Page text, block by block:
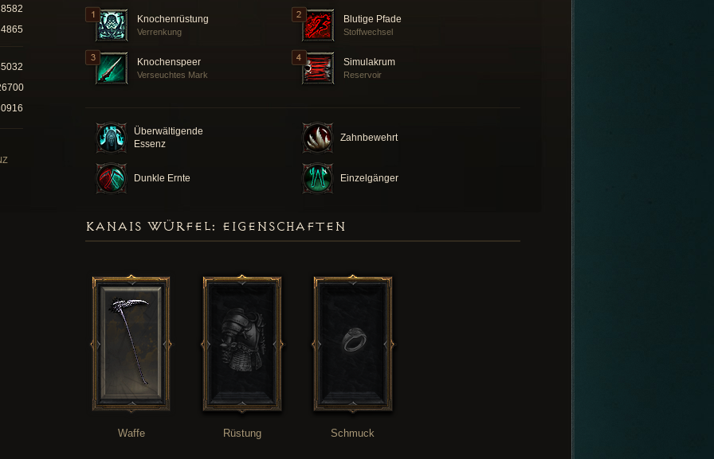
Knochenrüstung
Verrenkung
Blutige Pfade
Stoffwechsel
Knochenspeer
Verseuchtes Mark
Simulakrum
Reservoir
Überwältigende
Essenz
Zahnbewehrt
Dunkle Ernte Einzelgänger
8582
4865
KANAIS WÜRFEL: EIGENSCHAFTEN
Waffe Rüstung Schmuck